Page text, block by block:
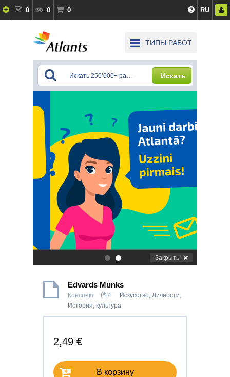
0 0 0 RU
ТИПЫ РАБОТ
Искать
. Закрыть
Edvards Munks
Конспект 4 Искусство, Личности,
История, культура
2,49 €
В корзину